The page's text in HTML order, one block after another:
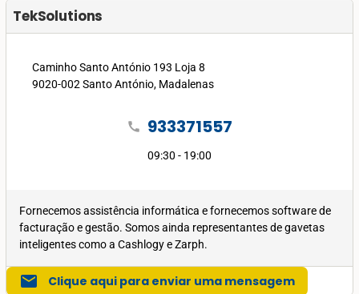
TekSolutions
Caminho Santo António 193 Loja 8
9020-002 Santo António, Madalenas
call 933371557
09:30 - 19:00
Fornecemos assistência informática e fornecemos software de
facturação e gestão. Somos ainda representantes de gavetas
inteligentes como a Cashlogy e Zarph.
mail Clique aqui para enviar uma mensagem